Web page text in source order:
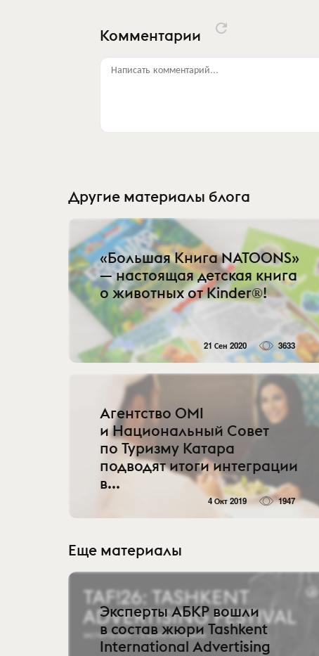
Комментарии
Написать комментарий...
Другие материалы блога
«Большая Книга NATOONS»
— настоящая детская книга
о животных от Kinder®!
21 Сен 2020 3633
Агентство OMI
и Национальный Совет
по Туризму Катара
подводят итоги интеграции
в...
4 Окт 2019 1947
Еще материалы
Эксперты АБКР вошли
в состав жюри Tashkent
International Advertising